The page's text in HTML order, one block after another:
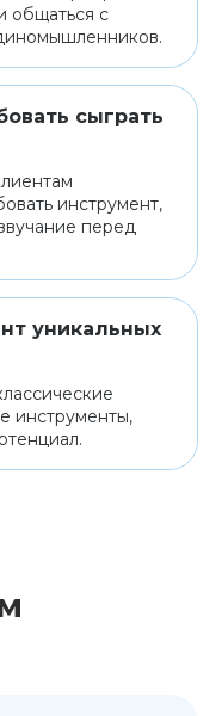
общаться с
сыграть
инструмент,
перед
уникальных
инструменты,